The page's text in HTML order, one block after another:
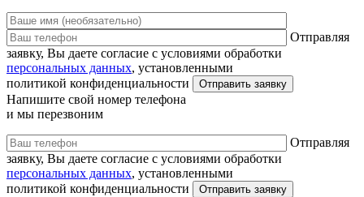
Отправляя
заявку, Вы даете согласие с условиями обработки
персональных данных, установленными
политикой конфиденциальности
Напишите свой номер телефона
и мы перезвоним
Отправляя
заявку, Вы даете согласие с условиями обработки
персональных данных, установленными
политикой конфиденциальности